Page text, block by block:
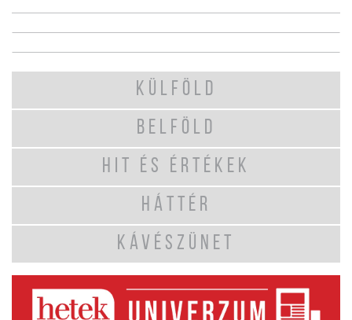
KÜLFÖLD
BELFÖLD
HIT ÉS ÉRTÉKEK
HÁTTÉR
KÁVÉSZÜNET